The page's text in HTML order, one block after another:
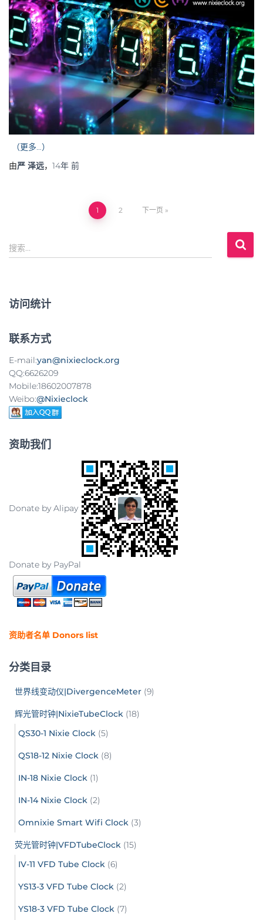
（更多…）
由严 泽远， 14年 前
章
航
1 2 下一页
搜
索
搜索…
访问统计
联系方式
E-mail:yan@nixieclock.org
QQ:6626209
Mobile:18602007878
Weibo:@Nixieclock
资助我们
Donate by Alipay
Donate by PayPal
资助者名单 Donors list
分类目录
世界线变动仪|DivergenceMeter (9)
辉光管时钟|NixieTubeClock (18)
QS30-1 Nixie Clock (5)
QS18-12 Nixie Clock (8)
IN-18 Nixie Clock (1)
IN-14 Nixie Clock (2)
Omnixie Smart Wifi Clock (3)
荧光管时钟|VFDTubeClock (15)
IV-11 VFD Tube Clock (6)
YS13-3 VFD Tube Clock (2)
YS18-3 VFD Tube Clock (7)